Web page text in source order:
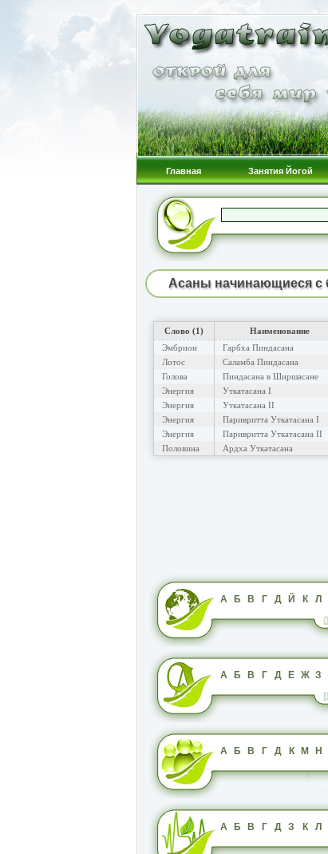
Главная Занятия Йогой
Асаны начинающиеся с
Слово (1) Наименование
Эмбрион
Гарбха Пиндасана
Лотос
Саламба Пиндасана
Голова
Пиндасана в Ширшасане
Энергия
Уткатасана I
Энергия
Уткатасана II
Энергия
Паривритта Уткатасана I
Энергия
Паривритта Уткатасана II
Половина
Ардха Уткатасана
А Б В Г Д Й К Л
А Б В Г Д Е Ж З
А Б В Г Д К М Н
А Б В Г Д З К Л